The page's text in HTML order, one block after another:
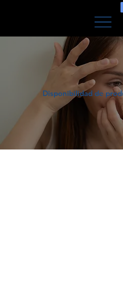
Disponibilidad de